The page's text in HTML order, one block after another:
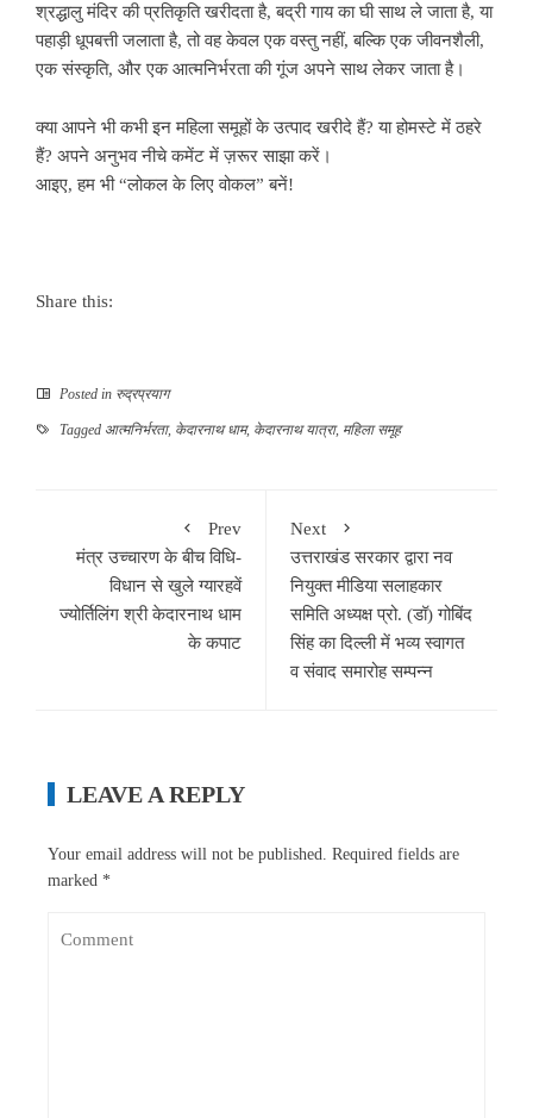
श्रद्धालु मंदिर की प्रतिकृति खरीदता है, बद्री गाय का घी साथ ले जाता है, या
पहाड़ी धूपबत्ती जलाता है, तो वह केवल एक वस्तु नहीं, बल्कि एक जीवनशैली,
एक संस्कृति, और एक आत्मनिर्भरता की गूंज अपने साथ लेकर जाता है।
क्या आपने भी कभी इन महिला समूहों के उत्पाद खरीदे हैं? या होमस्टे में ठहरे
हैं? अपने अनुभव नीचे कमेंट में ज़रूर साझा करें।
आइए, हम भी “लोकल के लिए वोकल” बनें!
Share this:
Posted in रुद्रप्रयाग
Tagged आत्मनिर्भरता, केदारनाथ धाम, केदारनाथ यात्रा, महिला समूह
Prev
मंत्र उच्चारण के बीच विधि-
विधान से खुले ग्यारहवें
ज्योर्तिलिंग श्री केदारनाथ धाम
के कपाट
Next
उत्तराखंड सरकार द्वारा नव
नियुक्त मीडिया सलाहकार
समिति अध्यक्ष प्रो. (डॉ) गोबिंद
सिंह का दिल्ली में भव्य स्वागत
व संवाद समारोह सम्पन्न
LEAVE A REPLY
Your email address will not be published. Required fields are
marked *